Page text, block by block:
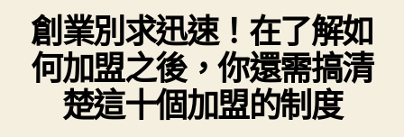
創業別求迅速！在了解如
何加盟之後，你還需搞清
楚這十個加盟的制度